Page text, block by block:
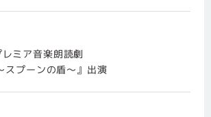
レミア音楽朗読劇
スプーンの盾〜』出演